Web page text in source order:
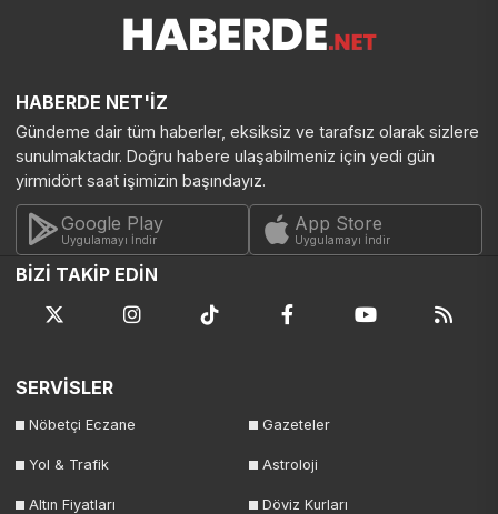
HABERDE NET'İZ
Gündeme dair tüm haberler, eksiksiz ve tarafsız olarak sizlere
sunulmaktadır. Doğru habere ulaşabilmeniz için yedi gün
yirmidört saat işimizin başındayız.
Google Play
Uygulamayı İndir
App Store
Uygulamayı İndir
BİZİ TAKİP EDİN
SERVİSLER
Nöbetçi Eczane Gazeteler
Yol & Trafik Astroloji
Altın Fiyatları Döviz Kurları